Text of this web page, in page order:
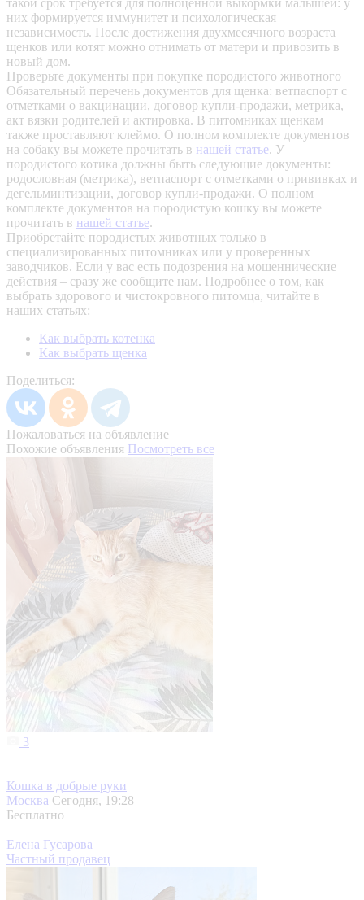
такой срок требуется для полноценной выкормки малышей: у
них формируется иммунитет и психологическая
независимость. После достижения двухмесячного возраста
щенков или котят можно отнимать от матери и привозить в
новый дом.
Проверьте документы при покупке породистого животного
Обязательный перечень документов для щенка: ветпаспорт с
отметками о вакцинации, договор купли-продажи, метрика,
акт вязки родителей и актировка. В питомниках щенкам
также проставляют клеймо. О полном комплекте документов
на собаку вы можете прочитать в нашей статье. У
породистого котика должны быть следующие документы:
родословная (метрика), ветпаспорт с отметками о прививках и
дегельминтизации, договор купли-продажи. О полном
комплекте документов на породистую кошку вы можете
прочитать в нашей статье.
Приобретайте породистых животных только в
специализированных питомниках или у проверенных
заводчиков. Если у вас есть подозрения на мошеннические
действия – сразу же сообщите нам. Подробнее о том, как
выбрать здорового и чистокровного питомца, читайте в
наших статьях:
Как выбрать котенка
Как выбрать щенка
Поделиться:
Пожаловаться на объявление
Похожие объявления Посмотреть все
3
Кошка в добрые руки
Москва Сегодня, 19:28
Бесплатно
Елена Гусарова
Частный продавец